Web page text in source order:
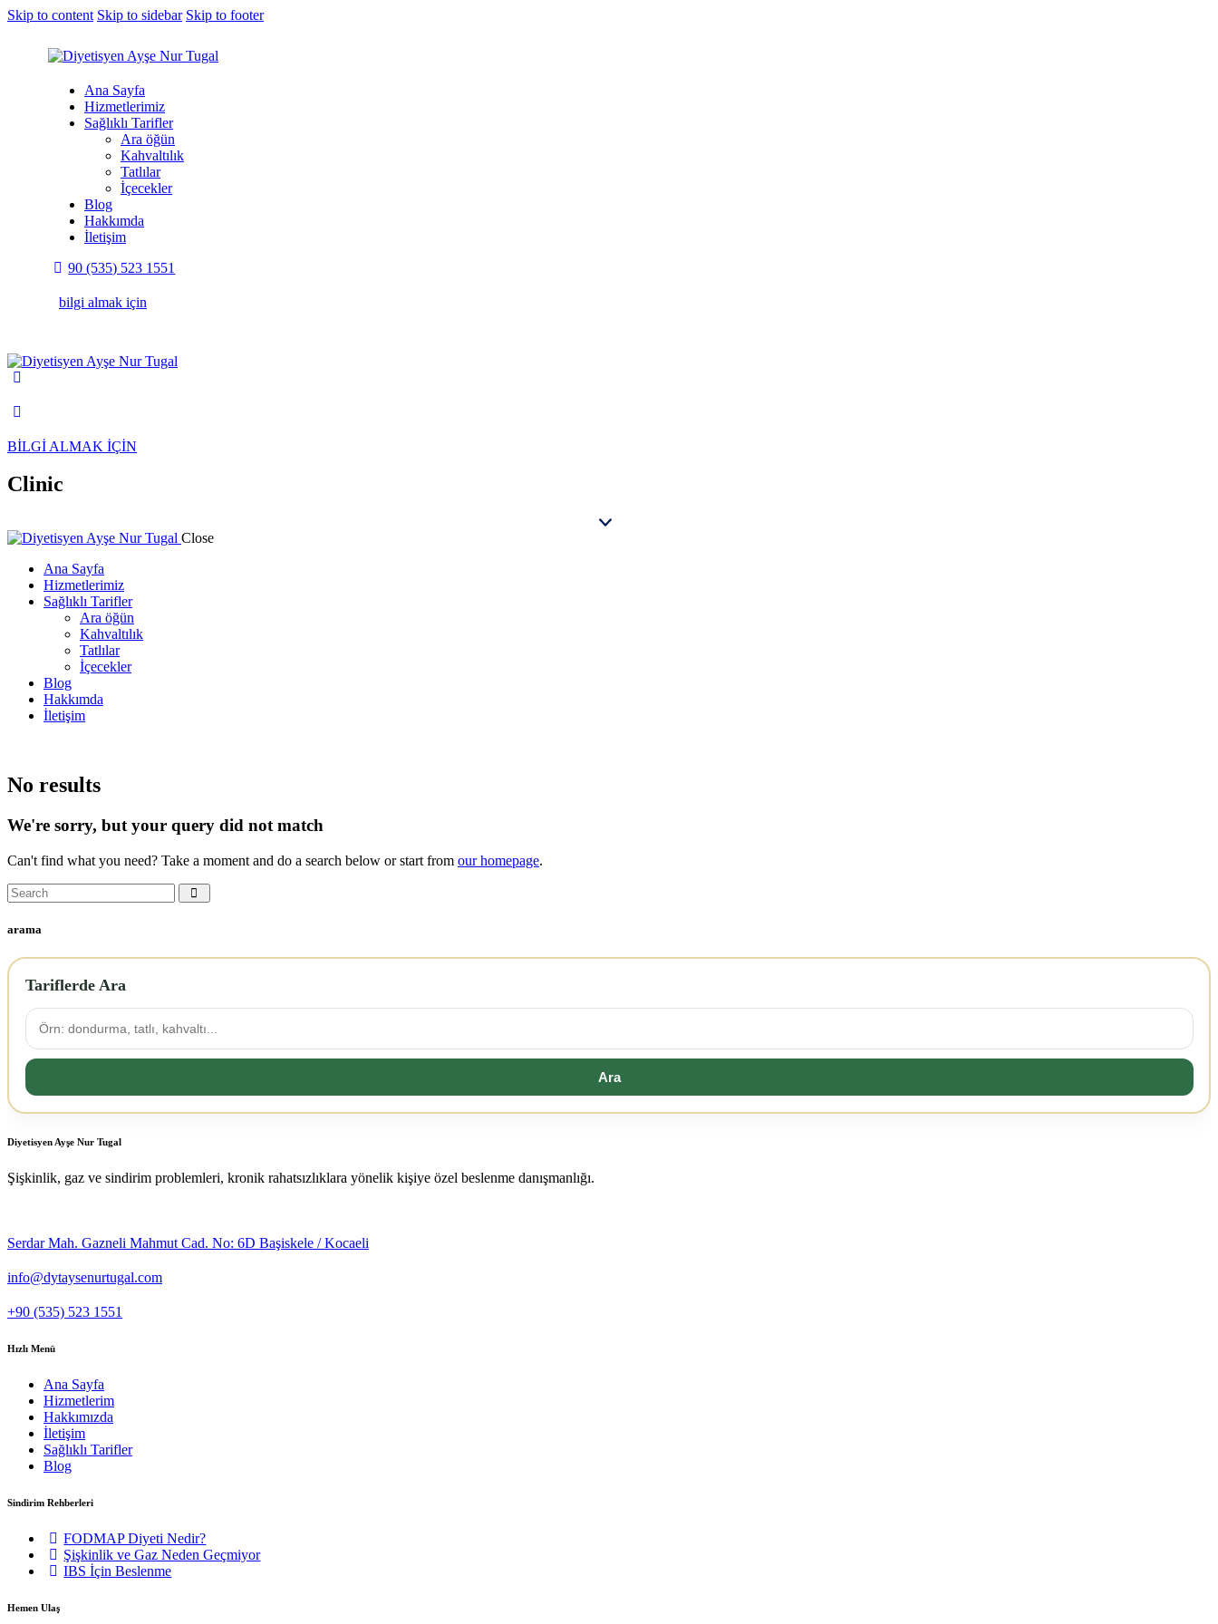
Skip to content Skip to sidebar Skip to footer
Ana Sayfa
Hizmetlerimiz
Sağlıklı Tarifler
Ara öğün
Kahvaltılık
Tatlılar
İçecekler
Blog
Hakkımda
İletişim
90 (535) 523 1551
bilgi almak için
BİLGİ ALMAK İÇİN
Clinic
Close
Ana Sayfa
Hizmetlerimiz
Sağlıklı Tarifler
Ara öğün
Kahvaltılık
Tatlılar
İçecekler
Blog
Hakkımda
İletişim
No results
We're sorry, but your query did not match
Can't find what you need? Take a moment and do a search below or start from our homepage.
arama
Tariflerde Ara
Ara
Diyetisyen Ayşe Nur Tugal
Şişkinlik, gaz ve sindirim problemleri, kronik rahatsızlıklara yönelik kişiye özel beslenme danışmanlığı.
Serdar Mah. Gazneli Mahmut Cad. No: 6D Başiskele / Kocaeli
info@dytaysenurtugal.com
+90 (535) 523 1551
Hızlı Menü
Ana Sayfa
Hizmetlerim
Hakkımızda
İletişim
Sağlıklı Tarifler
Blog
Sindirim Rehberleri
FODMAP Diyeti Nedir?
Şişkinlik ve Gaz Neden Geçmiyor
IBS İçin Beslenme
Hemen Ulaş